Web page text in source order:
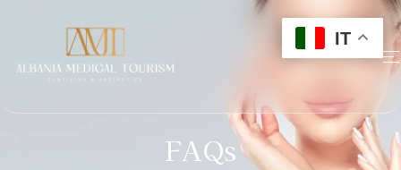
FAQs
IT